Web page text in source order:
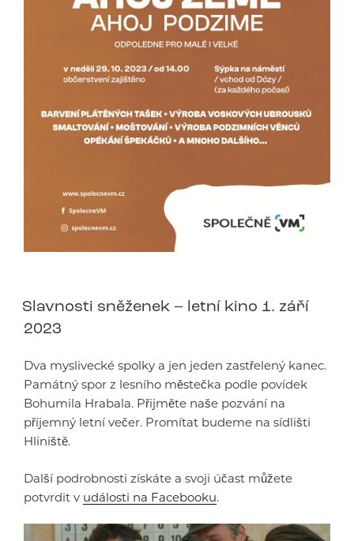
Slavnosti sněženek – letní kino 1. září
2023
Dva myslivecké spolky a jen jeden zastřelený kanec.
Památný spor z lesního městečka podle povídek
Bohumila Hrabala. Přijměte naše pozvání na
příjemný letní večer. Promítat budeme na sídlišti
Hliniště.
Další podrobnosti získáte a svoji účast můžete
potvrdit v události na Facebooku.